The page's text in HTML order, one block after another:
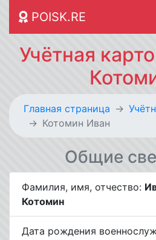
POISK.RE
Учётная
Главная страница
Котомин Иван
Общие
Фамилия, имя, отчество:
Котомин
Дата рождения